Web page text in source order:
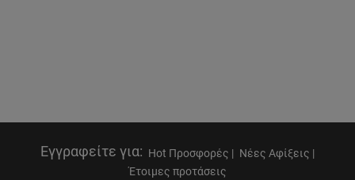
Εγγραφείτε για: Hot Προσφορές | Νέες Αφίξεις |
Έτοιμες προτάσεις